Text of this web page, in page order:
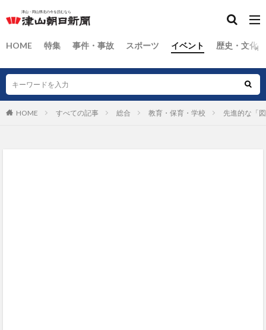
HOME 特集 事件・事故 スポーツ イベント 歴史・文化
HOME すべての記事 総合 教育・保育・学校 先進的な「